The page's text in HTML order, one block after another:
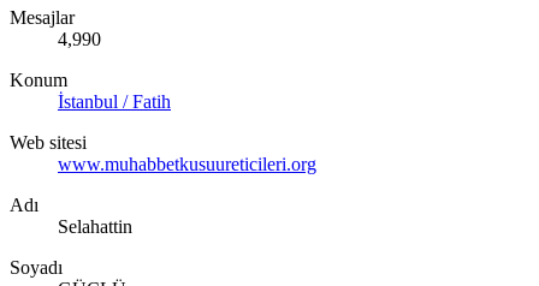
Mesajlar
4,990
Konum
İstanbul / Fatih
Web sitesi
www.muhabbetkusuureticileri.org
Adı
Selahattin
Soyadı